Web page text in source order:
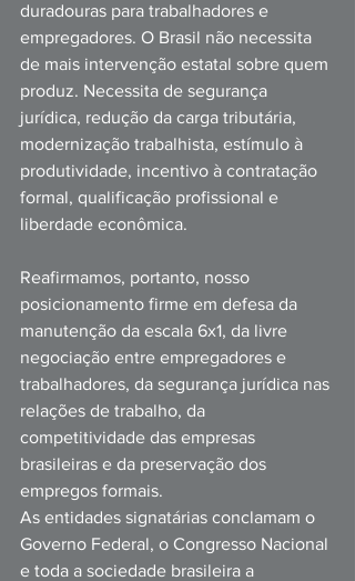
duradouras para trabalhadores e
empregadores. O Brasil não necessita
de mais intervenção estatal sobre quem
produz. Necessita de segurança
jurídica, redução da carga tributária,
modernização trabalhista, estímulo à
produtividade, incentivo à contratação
formal, qualificação profissional e
liberdade econômica.
Reafirmamos, portanto, nosso
posicionamento firme em defesa da
manutenção da escala 6x1, da livre
negociação entre empregadores e
trabalhadores, da segurança jurídica nas
relações de trabalho, da
competitividade das empresas
brasileiras e da preservação dos
empregos formais.
As entidades signatárias conclamam o
Governo Federal, o Congresso Nacional
e toda a sociedade brasileira a